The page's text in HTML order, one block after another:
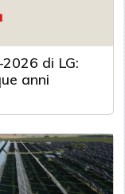
di LG:
anni